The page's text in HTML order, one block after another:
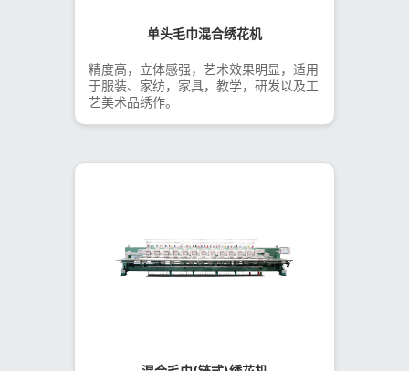
单头毛巾混合绣花机
精度高，立体感强，艺术效果明显，适用
于服装、家纺，家具，教学，研发以及工
艺美术品绣作。